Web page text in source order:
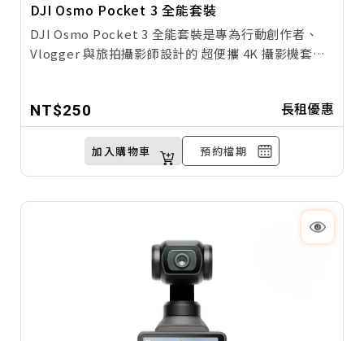
DJI Osmo Pocket 3 全能套裝
DJI Osmo Pocket 3 全能套裝是專為行動創作者、
Vlogger 與旅拍攝影師設計的 超便攜 4K 攝影機套
街頭紀實或短影音創作，都能輕鬆拍出「專業級影
片」！
全能套裝包含各式配件如擴充手柄、無線麥克風、擴
展底座等，實現 全方位錄影自由。玖大攝影提供完整
NT$250 長租優惠
加入購物車 預約檔期